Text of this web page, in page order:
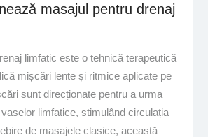
masajul pentru drenaj
limfatic este o tehnică terapeutică
mișcări lente și ritmice aplicate pe
sunt direcționate pentru a urma
limfatice, stimulând circulația
de masajele clasice, această